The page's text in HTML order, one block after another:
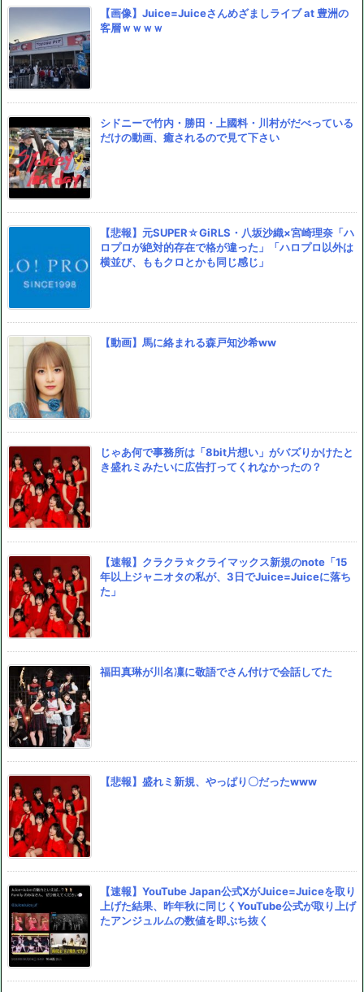
【画像】Juice=Juiceさんめざましライブ at 豊洲の
客層ｗｗｗｗ
シドニーで竹内・勝田・上國料・川村がだべっている
だけの動画、癒されるので見て下さい
【悲報】元SUPER☆GiRLS・八坂沙織×宮崎理奈「ハ
ロプロが絶対的存在で格が違った」「ハロプロ以外は
横並び、ももクロとかも同じ感じ」
【動画】馬に絡まれる森戸知沙希ww
じゃあ何で事務所は「8bit片想い」がバズりかけたと
き盛れミみたいに広告打ってくれなかったの？
【速報】クラクラ☆クライマックス新規のnote「15
年以上ジャニオタの私が、3日でJuice=Juiceに落ち
た」
福田真琳が川名凜に敬語でさん付けで会話してた
【悲報】盛れミ新規、やっぱり〇だったwww
【速報】YouTube Japan公式XがJuice=Juiceを取り
上げた結果、昨年秋に同じくYouTube公式が取り上げ
たアンジュルムの数値を即ぶち抜く